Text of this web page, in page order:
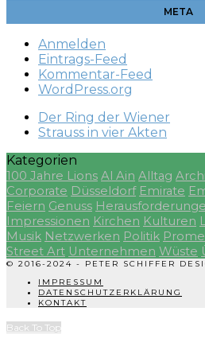
META
Anmelden
Eintrags-Feed
Kommentar-Feed
WordPress.org
Der Ring der Wiener
Strauss in vier Akten
Kategorien
100 Jahre Lions Al Ain Alltag
Corporate Düsseldorf Emirate
Feiern Genuss
Impressionen Kirchen Kulturen
Musik Netzwerken Politik
Street Art Unternehmen Wüste
© 2016-2024 - PETER SCHIFFER
IMPRESSUM
DATENSCHUTZERKLÄRUNG
KONTAKT
Back To Top